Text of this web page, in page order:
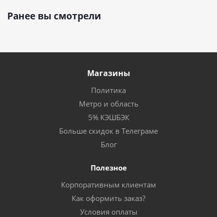
Ранее вы смотрели
Магазины
Политика
Метро и область
5% КЭШБЭК
Больше скидок в Телеграме
Блог
Полезное
Корпоративным клиентам
Как оформить заказ?
Условия оплаты